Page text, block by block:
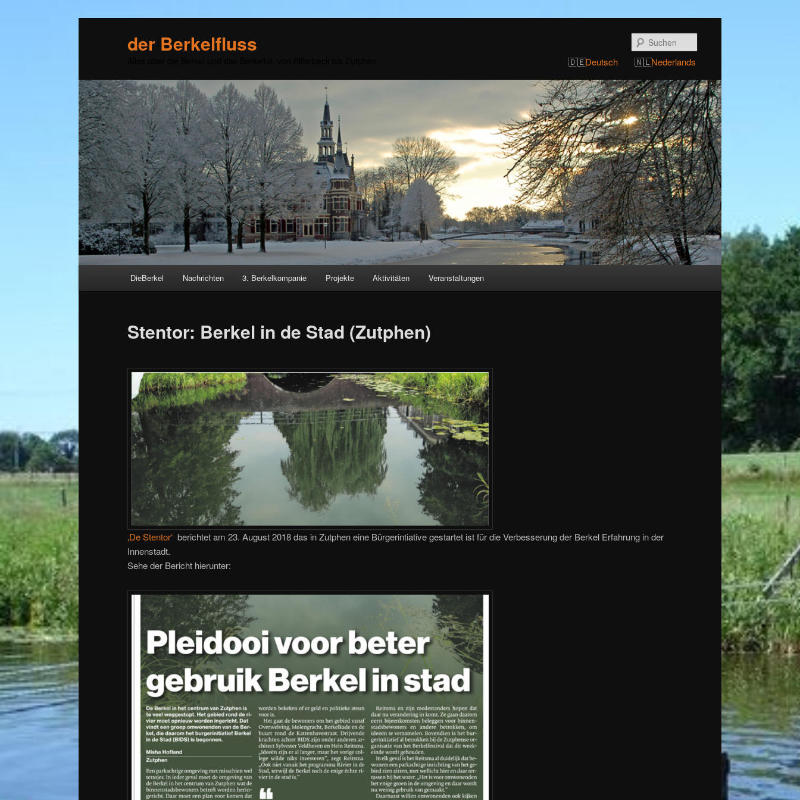
der Berkelfluss
Deutsch Nederlands
Zum
Inhalt
springen
DieBerkel Nachrichten 3. Berkelkompanie Projekte Aktivitäten Veranstaltungen
Stentor: Berkel in de Stad (Zutphen)
‚De Stentor‘ berichtet am 23. August 2018 das in Zutphen eine Bürgerintiative gestartet ist für die Verbesserung der Berkel Erfahrung in der
Innenstadt.
Sehe der Bericht hierunter: